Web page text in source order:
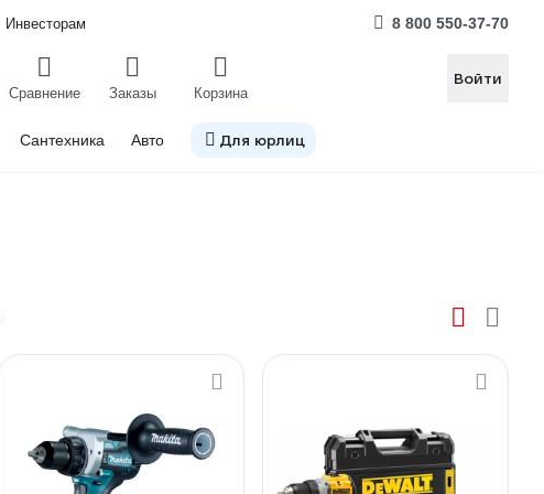
Инвесторам 8 800 550-37-70
Сравнение Заказы Корзина
Войти
Сантехника Авто Для юрлиц